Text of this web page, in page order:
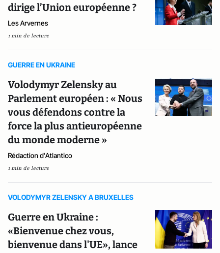
dirige l’Union européenne ?
Les Arvernes
1 min de lecture
GUERRE EN UKRAINE
Volodymyr Zelensky au
Parlement européen : « Nous
vous défendons contre la
force la plus antieuropéenne
du monde moderne »
Rédaction d'Atlantico
1 min de lecture
VOLODYMYR ZELENSKY A BRUXELLES
Guerre en Ukraine :
«Bienvenue chez vous,
bienvenue dans l'UE», lance